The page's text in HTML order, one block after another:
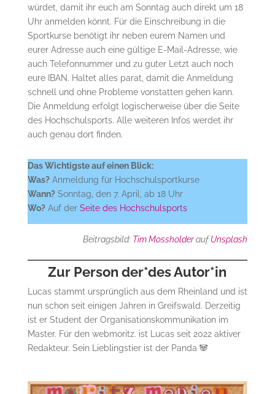
würdet, damit ihr euch am Sonntag auch direkt um 18
Uhr anmelden könnt. Für die Einschreibung in die
Sportkurse benötigt ihr neben eurem Namen und
eurer Adresse auch eine gültige E-Mail-Adresse, wie
auch Telefonnummer und zu guter Letzt auch noch
eure IBAN. Haltet alles parat, damit die Anmeldung
schnell und ohne Probleme vonstatten gehen kann.
Die Anmeldung erfolgt logischerweise über die Seite
des Hochschulsports. Alle weiteren Infos werdet ihr
auch genau dort finden.
Das Wichtigste auf einen Blick:
Was?Anmeldung für Hochschulsportkurse
Wann?Sonntag, den 7. April, ab 18 Uhr
Wo?Auf der Seite des Hochschulsports
Beitragsbild: Tim MossholderaufUnsplash
Zur Person der*des Autor*in
Lucas stammt ursprünglich aus dem Rheinland und ist
nun schon seit einigen Jahren in Greifswald. Derzeitig
ist er Student der Organisationskommunikation im
Master. Für den webmoritz. ist Lucas seit 2022 aktiver
Redakteur. Sein Lieblingstier ist der Panda 🐼